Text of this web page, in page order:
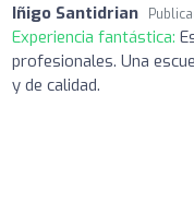
Iñigo Santidrian
Experiencia fantástica:
profesionales. Una
y de calidad.